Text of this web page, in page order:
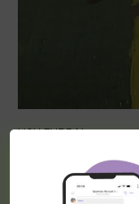
H2H FUDBAL
Nastavljaju li
January 30,